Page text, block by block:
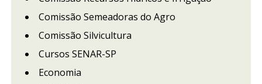
Comissão Semeadoras do Agro
Comissão Silvicultura
Cursos SENAR-SP
Economia